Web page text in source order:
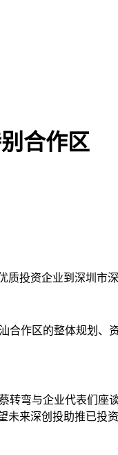
合作区
投资企业到深圳市
作区的整体规划、
弯与企业代表们
来深创投助推已投资